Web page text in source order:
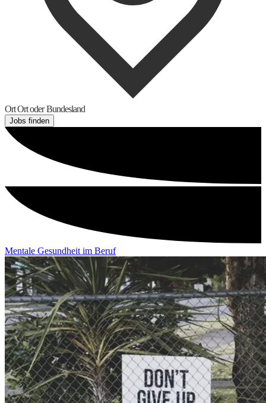
OrtOrt oder Bundesland
Jobs finden
Mentale Gesundheit im Beruf